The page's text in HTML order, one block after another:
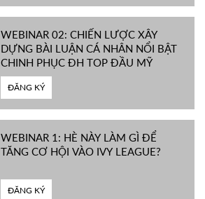
WEBINAR 02: CHIẾN LƯỢC XÂY
DỰNG BÀI LUẬN CÁ NHÂN NỔI BẬT
CHINH PHỤC ĐH TOP ĐẦU MỸ
ĐĂNG KÝ
WEBINAR 1: HÈ NÀY LÀM GÌ ĐỂ
TĂNG CƠ HỘI VÀO IVY LEAGUE?
ĐĂNG KÝ